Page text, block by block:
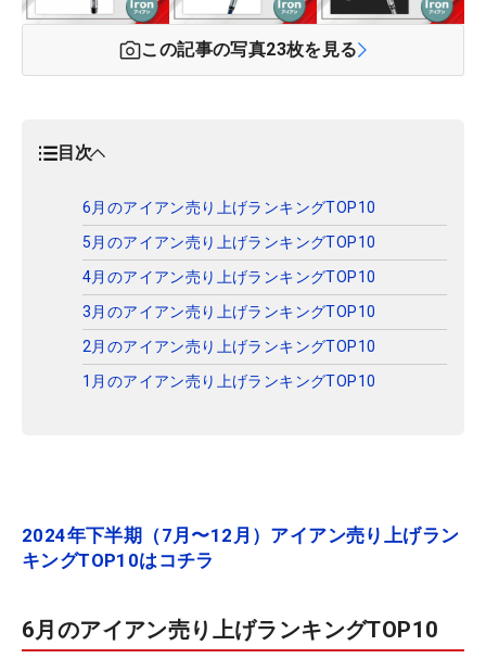
この記事の写真23枚を見る
目次
6月のアイアン売り上げランキングTOP10
5月のアイアン売り上げランキングTOP10
4月のアイアン売り上げランキングTOP10
3月のアイアン売り上げランキングTOP10
2月のアイアン売り上げランキングTOP10
1月のアイアン売り上げランキングTOP10
2024年下半期（7月〜12月）アイアン売り上げラン
キングTOP10はコチラ
6月のアイアン売り上げランキングTOP10